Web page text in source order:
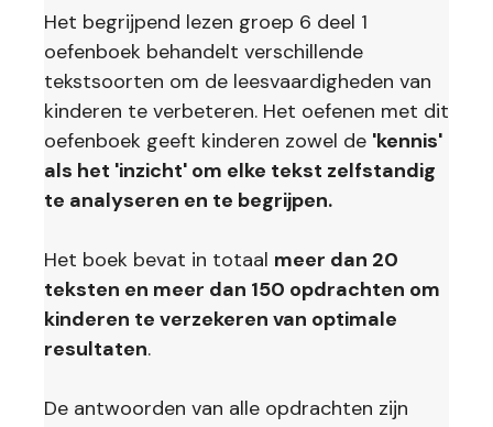
Het begrijpend lezen groep 6 deel 1
oefenboek behandelt verschillende
tekstsoorten om de leesvaardigheden van
kinderen te verbeteren. Het oefenen met dit
oefenboek geeft kinderen zowel de 'kennis'
als het 'inzicht' om elke tekst zelfstandig
te analyseren en te begrijpen.
Het boek bevat in totaal meer dan 20
teksten en meer dan 150 opdrachten om
kinderen te verzekeren van optimale
resultaten.
De antwoorden van alle opdrachten zijn